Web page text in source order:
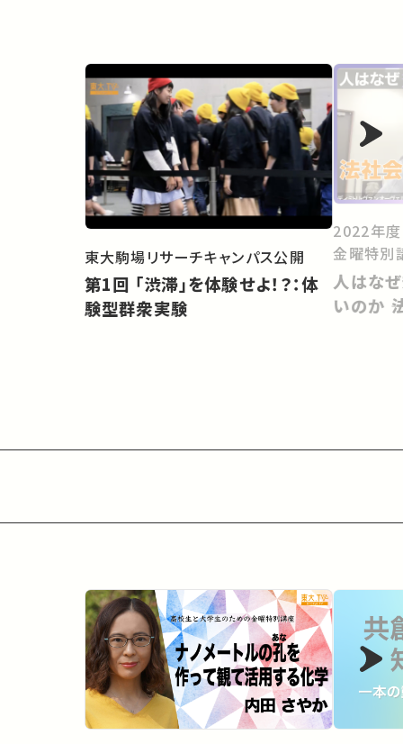
東大駒場リサーチキャンパス公開
第1回 「渋滞」を体験せよ！？：体
験型群衆実験
2022年度
金曜特別
人はな
いのか